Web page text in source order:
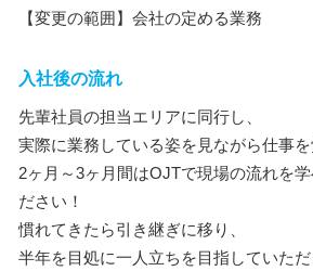
【変更の範囲】会社の定める業務
入社後の流れ
先輩社員の担当エリアに同行し、
実際に業務している姿を見ながら仕事を
2ヶ月～3ヶ月間はOJTで現場の流れを
ださい！
慣れてきたら引き継ぎに移り、
半年を目処に一人立ちを目指していただ